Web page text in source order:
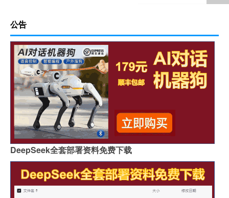
公告
DeepSeek全套部署资料免费下载